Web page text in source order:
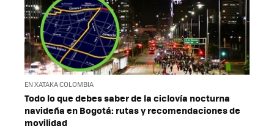
EN XATAKA COLOMBIA
Todo lo que debes saber de la ciclovía nocturna
navideña en Bogotá: rutas y recomendaciones de
movilidad